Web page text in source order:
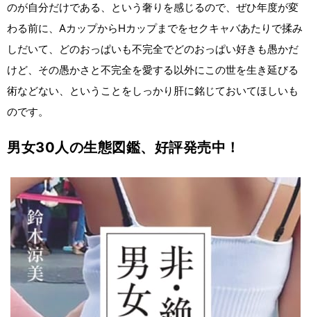
のが自分だけである、という奢りを感じるので、ぜひ年度が変
わる前に、AカップからHカップまでをセクキャバあたりで揉み
しだいて、どのおっぱいも不完全でどのおっぱい好きも愚かだ
けど、その愚かさと不完全を愛する以外にこの世を生き延びる
術などない、ということをしっかり肝に銘じておいてほしいも
のです。
男女30人の生態図鑑、好評発売中！